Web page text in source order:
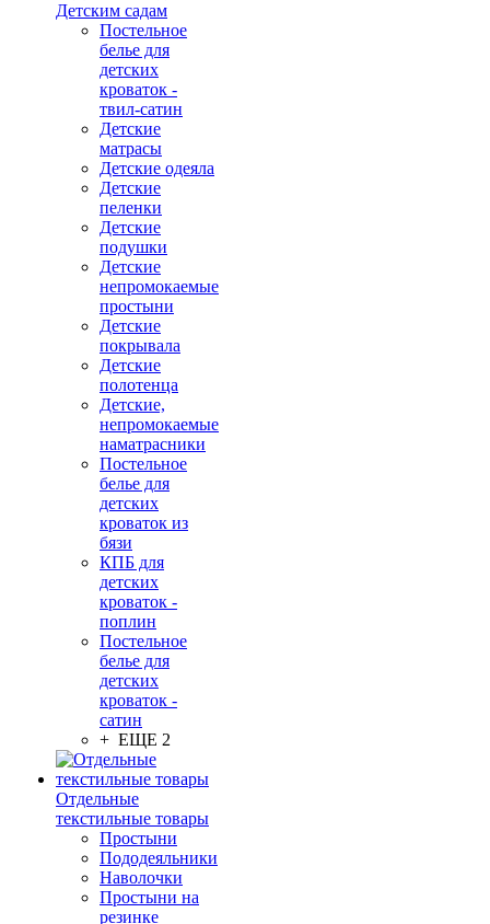
Детским садам
Постельное
белье для
детских
кроваток -
твил-сатин
Детские
матрасы
Детские одеяла
Детские
пеленки
Детские
подушки
Детские
непромокаемые
простыни
Детские
покрывала
Детские
полотенца
Детские,
непромокаемые
наматрасники
Постельное
белье для
детских
кроваток из
бязи
КПБ для
детских
кроваток -
поплин
Постельное
белье для
детских
кроваток -
сатин
+ ЕЩЕ 2
Отдельные
текстильные товары
Простыни
Пододеяльники
Наволочки
Простыни на
резинке